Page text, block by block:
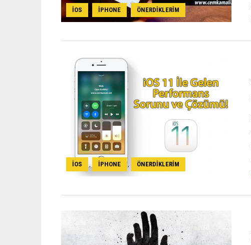
IOS , IPHONE , ÖNERDIKLERIM
IOS , IPHONE , ÖNERDIKLERIM